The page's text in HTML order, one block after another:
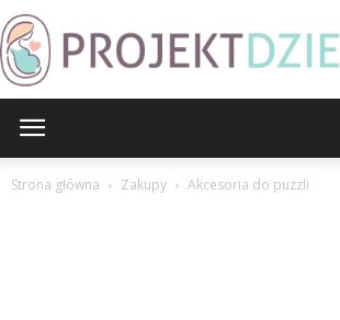
Strona główna Zakupy Akcesoria do puzzli